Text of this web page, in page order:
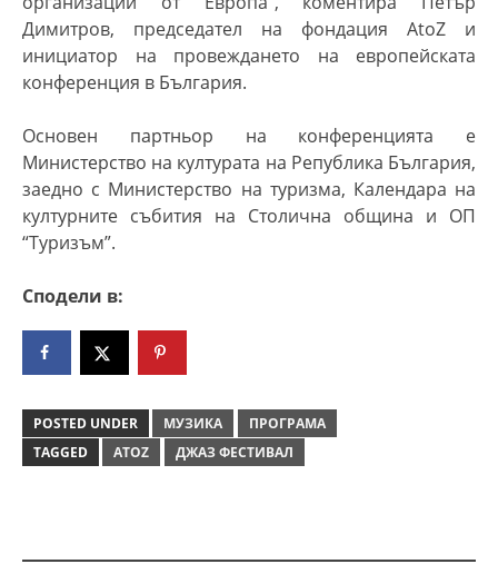
Димитров, председател на фондация AtoZ и
инициатор на провеждането на европейската
конференция в България.
Основен партньор на конференцията е
Министерство на културата на Република България,
заедно с Министерство на туризма, Календара на
културните събития на Столична община и ОП
“Туризъм”.
Сподели в:
POSTED UNDER МУЗИКА
ПРОГРАМА
TAGGED
ATOZ ДЖАЗ ФЕСТИВАЛ